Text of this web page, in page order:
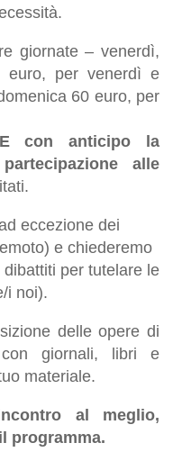
giornate – venerdì,
euro, per venerdì e
60 euro, per
con anticipo la
alle
eccezione dei
e chiederemo
per tutelare le
i noi).
delle opere di
con giornali, libri e
materiale.
al meglio,
programma.